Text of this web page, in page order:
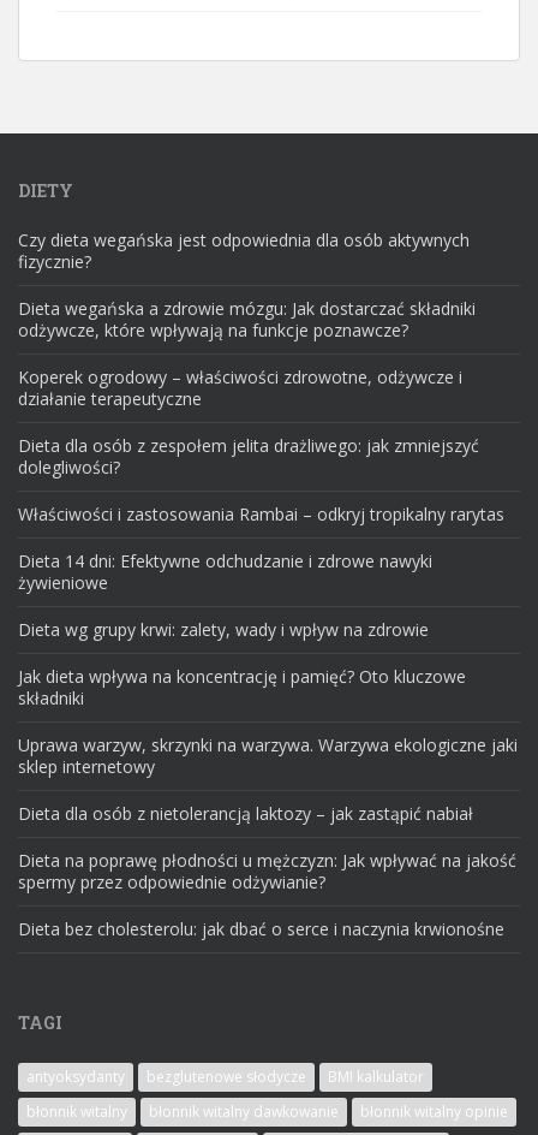
DIETY
Czy dieta wegańska jest odpowiednia dla osób aktywnych
fizycznie?
Dieta wegańska a zdrowie mózgu: Jak dostarczać składniki
odżywcze, które wpływają na funkcje poznawcze?
Koperek ogrodowy – właściwości zdrowotne, odżywcze i
działanie terapeutyczne
Dieta dla osób z zespołem jelita drażliwego: jak zmniejszyć
dolegliwości?
Właściwości i zastosowania Rambai – odkryj tropikalny rarytas
Dieta 14 dni: Efektywne odchudzanie i zdrowe nawyki
żywieniowe
Dieta wg grupy krwi: zalety, wady i wpływ na zdrowie
Jak dieta wpływa na koncentrację i pamięć? Oto kluczowe
składniki
Uprawa warzyw, skrzynki na warzywa. Warzywa ekologiczne jaki
sklep internetowy
Dieta dla osób z nietolerancją laktozy – jak zastąpić nabiał
Dieta na poprawę płodności u mężczyzn: Jak wpływać na jakość
spermy przez odpowiednie odżywianie?
Dieta bez cholesterolu: jak dbać o serce i naczynia krwionośne
TAGI
antyoksydanty bezglutenowe słodycze
BMI kalkulator
błonnik witalny
błonnik witalny dawkowanie błonnik witalny opinie